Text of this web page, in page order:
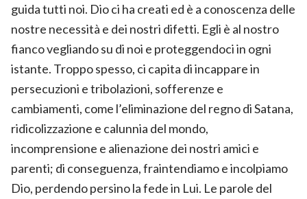
guida tutti noi. Dio ci ha creati ed è a conoscenza delle
nostre necessità e dei nostri difetti. Egli è al nostro
fianco vegliando su di noi e proteggendoci in ogni
istante. Troppo spesso, ci capita di incappare in
persecuzioni e tribolazioni, sofferenze e
cambiamenti, come l’eliminazione del regno di Satana,
ridicolizzazione e calunnia del mondo,
incomprensione e alienazione dei nostri amici e
parenti; di conseguenza, fraintendiamo e incolpiamo
Dio, perdendo persino la fede in Lui. Le parole del